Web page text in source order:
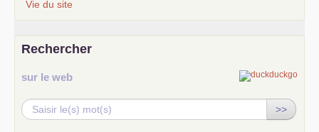
Vie du site
Rechercher
sur le web
>>